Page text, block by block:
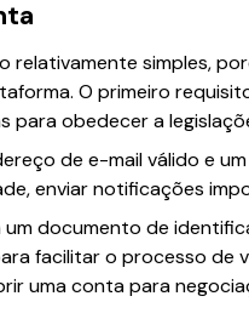
simples,
O primeiro
para obedecer a
de e-mail válido e
enviar notificações
documento de
facilitar o processo de
uma conta para